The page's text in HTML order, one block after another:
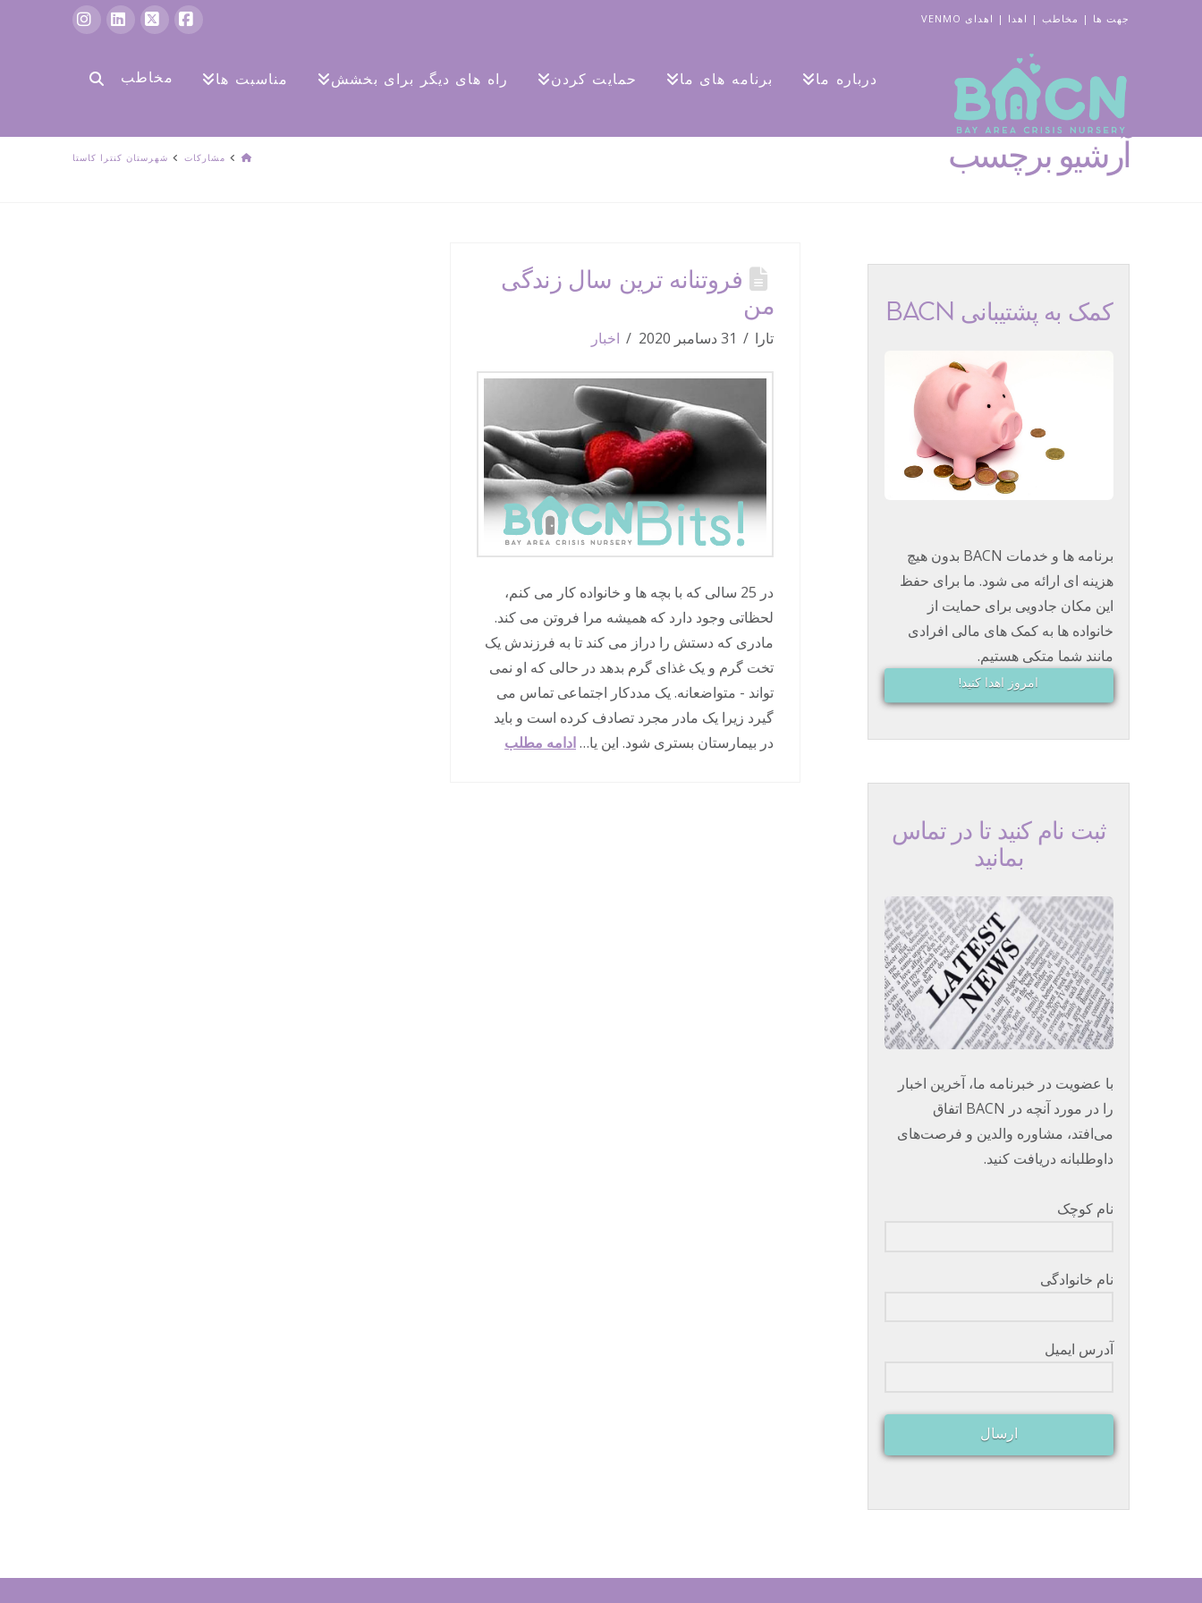
جهت ها | مخاطب| اهدا | اهدای VENMO
بوک
درباره ما برنامه های ما حمایت کردن راه های دیگر برای بخشش مناسبت ها مخاطب
آرشیو برچسب
صفحهمشارکات شهرستان کنترا کاستا
فروتنانه ترین سال زندگی
من
تارا 31 دسامبر 2020 اخبار
در 25 سالی که با بچه ها و خانواده کار می کنم،
لحظاتی وجود دارد که همیشه مرا فروتن می کند.
مادری که دستش را دراز می کند تا به فرزندش یک
تخت گرم و یک غذای گرم بدهد در حالی که او نمی
تواند - متواضعانه. یک مددکار اجتماعی تماس می
گیرد زیرا یک مادر مجرد تصادف کرده است و باید
در بیمارستان بستری شود. این یا…ادامه مطلب
کمک به پشتیبانی BACN
برنامه ها و خدمات BACN بدون هیچ
هزینه ای ارائه می شود. ما برای حفظ
این مکان جادویی برای حمایت از
خانواده ها به کمک های مالی افرادی
مانند شما متکی هستیم.
امروز اهدا کنید!
ثبت نام کنید تا در تماس
بمانید
با عضویت در خبرنامه ما، آخرین اخبار
را در مورد آنچه در BACN اتفاق
می‌افتد، مشاوره والدین و فرصت‌های
داوطلبانه دریافت کنید.
نام کوچک
نام خانوادگی
آدرس ایمیل
ارسال